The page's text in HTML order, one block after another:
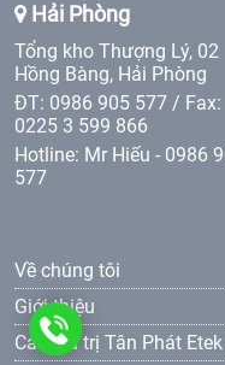
Hải Phòng
Tổng kho Thượng Lý, 02
Hồng Bàng, Hải Phòng
ĐT: 0986 905 577 / Fax:
0225 3 599 866
Hotline: Mr Hiếu - 0986
577
Về chúng tôi
Giới thiệu
Các giá trị Tân Phát Etek
0986